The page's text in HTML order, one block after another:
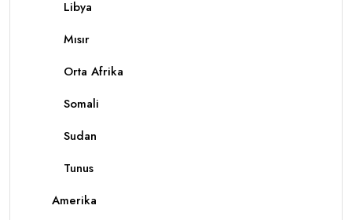
Libya
Mısır
Orta Afrika
Somali
Sudan
Tunus
Amerika